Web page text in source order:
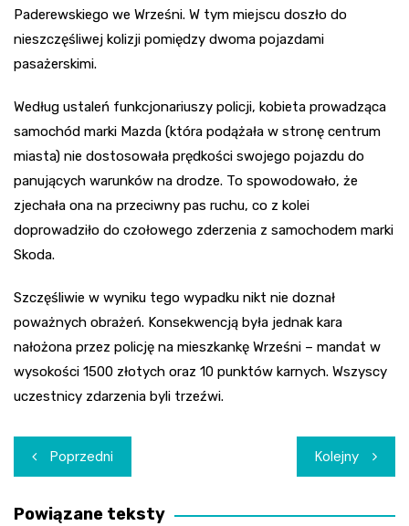
Paderewskiego we Wrześni. W tym miejscu doszło do
nieszczęśliwej kolizji pomiędzy dwoma pojazdami
pasażerskimi.
Według ustaleń funkcjonariuszy policji, kobieta prowadząca
samochód marki Mazda (która podążała w stronę centrum
miasta) nie dostosowała prędkości swojego pojazdu do
panujących warunków na drodze. To spowodowało, że
zjechała ona na przeciwny pas ruchu, co z kolei
doprowadziło do czołowego zderzenia z samochodem marki
Skoda.
Szczęśliwie w wyniku tego wypadku nikt nie doznał
poważnych obrażeń. Konsekwencją była jednak kara
nałożona przez policję na mieszkankę Wrześni – mandat w
wysokości 1500 złotych oraz 10 punktów karnych. Wszyscy
uczestnicy zdarzenia byli trzeźwi.
Nawigacja
wpisu
Poprzedni Kolejny
Powiązane teksty